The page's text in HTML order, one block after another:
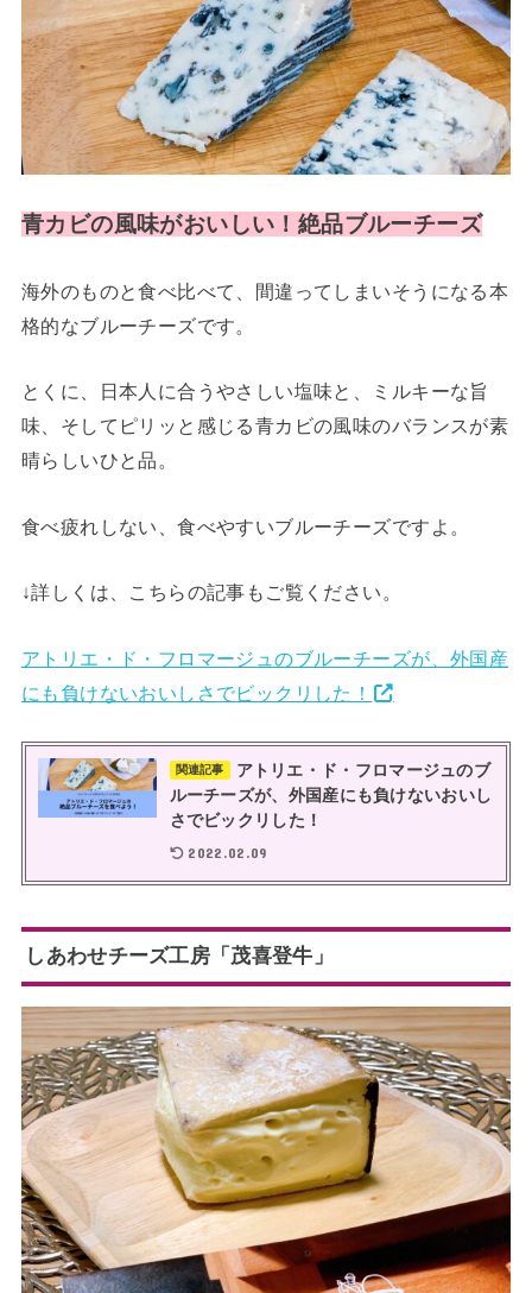
青カビの風味がおいしい！絶品ブルーチーズ
海外のものと食べ比べて、間違ってしまいそうになる本
格的なブルーチーズです。
とくに、日本人に合うやさしい塩味と、ミルキーな旨
味、そしてピリッと感じる青カビの風味のバランスが素
晴らしいひと品。
食べ疲れしない、食べやすいブルーチーズですよ。
↓詳しくは、こちらの記事もご覧ください。
アトリエ・ド・フロマージュのブルーチーズが、外国産
にも負けないおいしさでビックリした！
関連記事
アトリエ・ド・フロマージュのブ
ルーチーズが、外国産にも負けないおいし
さでビックリした！
2022.02.09
しあわせチーズ工房「茂喜登牛」